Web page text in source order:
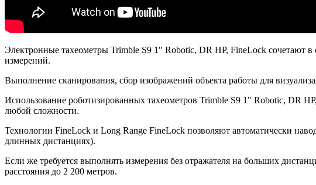
Электронные тахеометры Trimble S9 1" Robotic, DR HP, FineLock сочетают
измерений.
Выполнение сканирования, сбор изображений объекта работы для
Использование роботизированных тахеометров Trimble S9 1" Robotic, DR
любой сложности.
Технологии FineLock и Long Range FineLock позволяют автоматически
длинных дистанциях).
Если же требуется выполнять измерения без отражателя на больших
расстояния до 2 200 метров.